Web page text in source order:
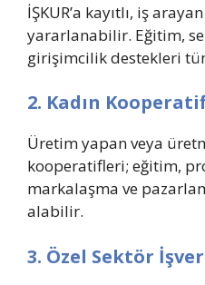
İŞKUR’a kayıtlı, iş
yararlanabilir. Eğitim,
girişimcilik destekleri
2. Kadın
Üretim yapan veya
kooperatifleri; eğitim,
markalaşma ve
alabilir.
3. Özel Sektör